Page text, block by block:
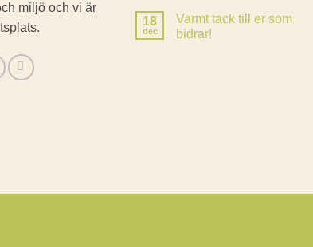
miljö och vi är
Det
är
lätt
18
dec
Varmt tack till er som
bidrar!